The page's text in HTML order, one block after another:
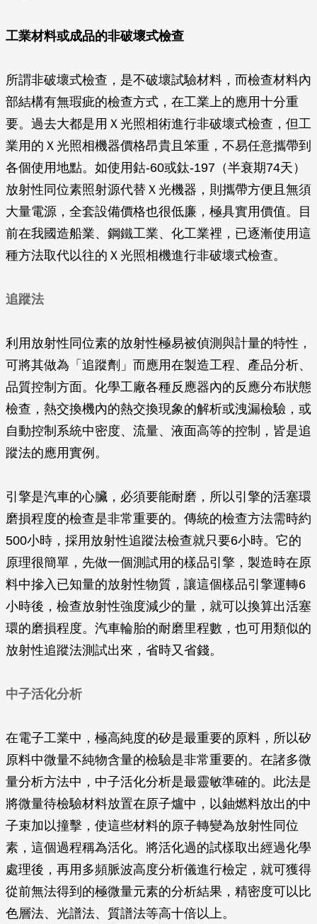
工業材料或成品的非破壞式檢查
所謂非破壞式檢查，是不破壞試驗材料，而檢查材料內
部結構有無瑕疵的檢查方式，在工業上的應用十分重
要。過去大都是用Ｘ光照相術進行非破壞式檢查，但工
業用的Ｘ光照相機器價格昂貴且笨重，不易任意攜帶到
各個使用地點。如使用鈷-60或鈦-197（半衰期74天）
放射性同位素照射源代替Ｘ光機器，則攜帶方便且無須
大量電源，全套設備價格也很低廉，極具實用價值。目
前在我國造船業、鋼鐵工業、化工業裡，已逐漸使用這
種方法取代以往的Ｘ光照相機進行非破壞式檢查。
追蹤法
利用放射性同位素的放射性極易被偵測與計量的特性，
可將其做為「追蹤劑」而應用在製造工程、產品分析、
品質控制方面。化學工廠各種反應器內的反應分布狀態
檢查，熱交換機內的熱交換現象的解析或洩漏檢驗，或
自動控制系統中密度、流量、液面高等的控制，皆是追
蹤法的應用實例。
引擎是汽車的心臟，必須要能耐磨，所以引擎的活塞環
磨損程度的檢查是非常重要的。傳統的檢查方法需時約
500小時，採用放射性追蹤法檢查就只要6小時。它的
原理很簡單，先做一個測試用的樣品引擎，製造時在原
料中摻入已知量的放射性物質，讓這個樣品引擎運轉6
小時後，檢查放射性強度減少的量，就可以換算出活塞
環的磨損程度。汽車輪胎的耐磨里程數，也可用類似的
放射性追蹤法測試出來，省時又省錢。
中子活化分析
在電子工業中，極高純度的矽是最重要的原料，所以矽
原料中微量不純物含量的檢驗是非常重要的。在諸多微
量分析方法中，中子活化分析是最靈敏準確的。此法是
將微量待檢驗材料放置在原子爐中，以鈾燃料放出的中
子束加以撞擊，使這些材料的原子轉變為放射性同位
素，這個過程稱為活化。將活化過的試樣取出經過化學
處理後，再用多頻脈波高度分析儀進行檢定，就可獲得
從前無法得到的極微量元素的分析結果，精密度可以比
色層法、光譜法、質譜法等高十倍以上。